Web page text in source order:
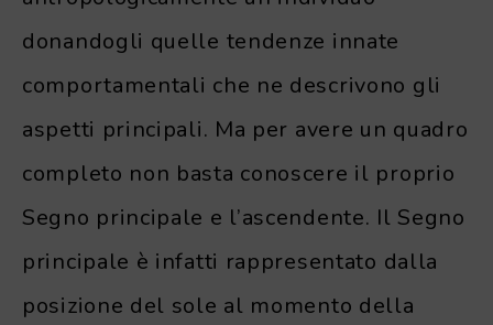
donandogli quelle tendenze innate
comportamentali che ne descrivono gli
aspetti principali. Ma per avere un quadro
completo non basta conoscere il proprio
Segno principale e l’ascendente. Il Segno
principale è infatti rappresentato dalla
posizione del sole al momento della